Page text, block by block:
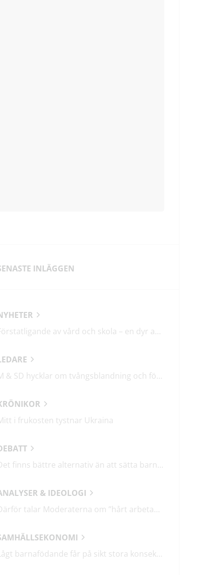
INLÄGGEN
Förstatligande av vård och skola – en dyr affär med osäkert utfall
M & SD hycklar om tvångsblandning och förvärrar segregationen
i frukosten tystnar Ukraina
Det finns bättre alternativ än att sätta barn i fängelse
& IDEOLOGI
Därför talar Moderaterna om ”hårt arbetande människor”
Lågt barnafödande får på sikt stora konsekvenser